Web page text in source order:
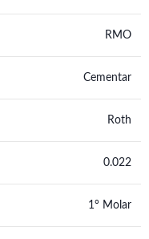
RMO
Cementar
Roth
0.022
1° Molar